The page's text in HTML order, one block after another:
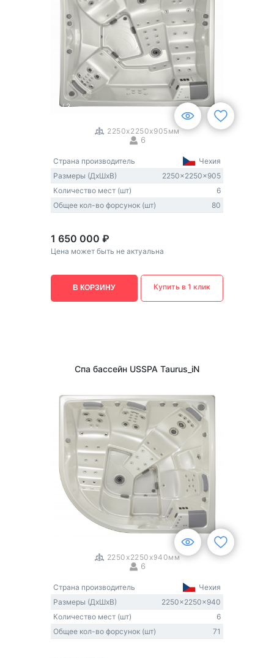
1/3
2250x2250x905мм
6
Страна производитель
Чехия
Размеры (ДxШxВ)
2250x2250x905
Количество мест (шт)
6
Общее кол-во форсунок (шт)
80
1 650 000 ₽
Цена может быть не актуальна
В КОРЗИНУ Купить в 1 клик
Спа бассейн USSPA Taurus_iN
2250x2250x940мм
6
Страна производитель
Чехия
Размеры (ДxШxВ)
2250x2250x940
Количество мест (шт)
6
Общее кол-во форсунок (шт)
71